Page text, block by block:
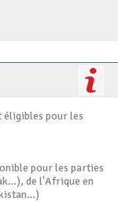
éligibles pour les
pour les parties
de l'Afrique en